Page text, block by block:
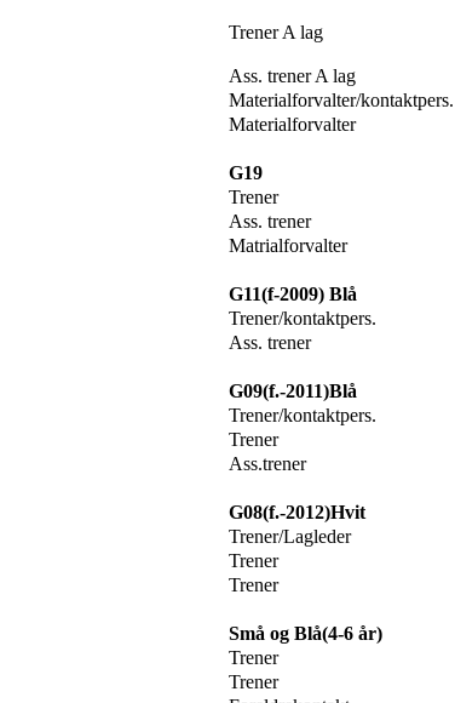
Trener A lag
Ass. trener A lag
Materialforvalter/kontaktpers.
Materialforvalter
G19
Trener
Ass. trener
Matrialforvalter
G11(f-2009) Blå
Trener/kontaktpers.
Ass. trener
G09(f.-2011)Blå
Trener/kontaktpers.
Trener
Ass.trener
G08(f.-2012)Hvit
Trener/Lagleder
Trener
Trener
Små og Blå(4-6 år)
Trener
Trener